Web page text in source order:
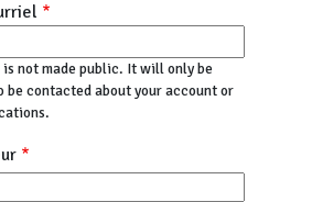
is not made public. It will only be
be contacted about your account or